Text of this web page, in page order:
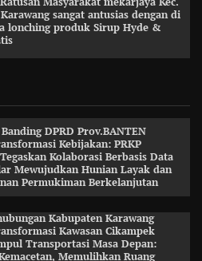
sangat antusias dengan di
lonching produk Sirup Hyde &
DPRD Prov.BANTEN
Kebijakan: PRKP
Kolaborasi Berbasis Data
Mewujudkan Hunian Layak dan
Permukiman Berkelanjutan
Kabupaten Karawang
Kawasan Cikampek
Transportasi Masa Depan:
Memulihkan Ruang